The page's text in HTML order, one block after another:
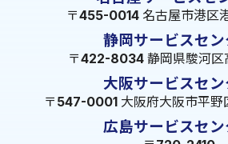
〒455-0014 名古屋市港区
静岡サービスセン
〒422-8034 静岡県駿河
大阪サービスセン
〒547-0001 大阪府大阪市平
広島サービスセン